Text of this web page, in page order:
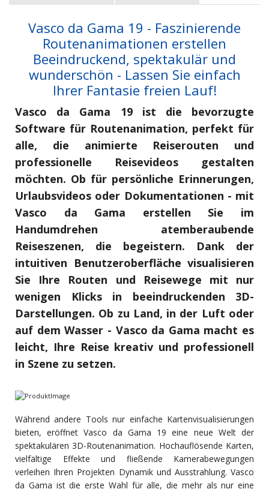
Vasco da Gama 19 - Faszinierende
Routenanimationen erstellen
Beeindruckend, spektakulär und
wunderschön - Lassen Sie einfach
Ihrer Fantasie freien Lauf!
Vasco da Gama 19 ist die bevorzugte
Software für Routenanimation, perfekt für
alle, die animierte Reiserouten und
professionelle Reisevideos gestalten
möchten. Ob für persönliche Erinnerungen,
Urlaubsvideos oder Dokumentationen - mit
Vasco da Gama erstellen Sie im
Handumdrehen atemberaubende
Reiseszenen, die begeistern. Dank der
intuitiven Benutzeroberfläche visualisieren
Sie Ihre Routen und Reisewege mit nur
wenigen Klicks in beeindruckenden 3D-
Darstellungen. Ob zu Land, in der Luft oder
auf dem Wasser - Vasco da Gama macht es
leicht, Ihre Reise kreativ und professionell
in Szene zu setzen.
Während andere Tools nur einfache Kartenvisualisierungen
bieten, eröffnet Vasco da Gama 19 eine neue Welt der
spektakulären 3D-Routenanimation. Hochauflösende Karten,
vielfältige Effekte und fließende Kamerabewegungen
verleihen Ihren Projekten Dynamik und Ausstrahlung. Vasco
da Gama ist die erste Wahl für alle, die mehr als nur eine